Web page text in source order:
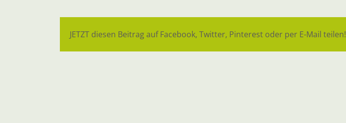
JETZT diesen Beitrag auf Facebook, Twitter, Pinterest oder per E-Mail teilen!